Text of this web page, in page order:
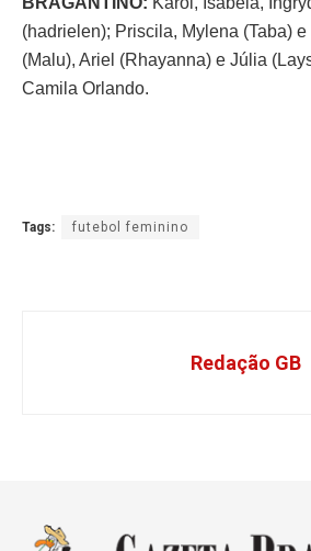
(hadrielen); Priscila, Mylena (Taba)
(Malu), Ariel (Rhayanna) e Júlia
Camila Orlando.
Tags: futebol feminino
Redação GB